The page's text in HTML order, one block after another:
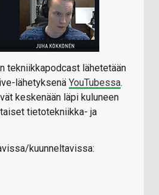
tekniikkapodcast lähetetään
lähetyksenä YouTubessa.
keskenään läpi kuluneen
tietotekniikka- ja
kuunneltavissa: